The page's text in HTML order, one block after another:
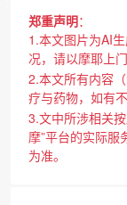
郑重声明：
1.本文图片为AI
况，请以摩耶上
2.本文所有内容
疗与药物，如有
3.文中所涉相关
摩”平台的实际
为准。